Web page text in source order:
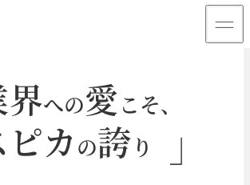
く未来のために
への愛こそ、
カ の誇 り